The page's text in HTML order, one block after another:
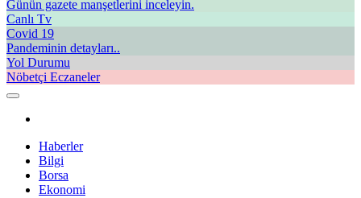
Günün gazete manşetlerini inceleyin.
Canlı Tv
Covid 19
Pandeminin detayları..
Yol Durumu
Nöbetçi Eczaneler
Haberler
Bilgi
Borsa
Ekonomi